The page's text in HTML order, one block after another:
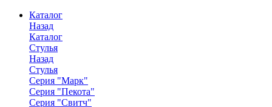
Каталог
Назад
Каталог
Стулья
Назад
Стулья
Серия "Марк"
Серия "Пекота"
Серия "Свитч"